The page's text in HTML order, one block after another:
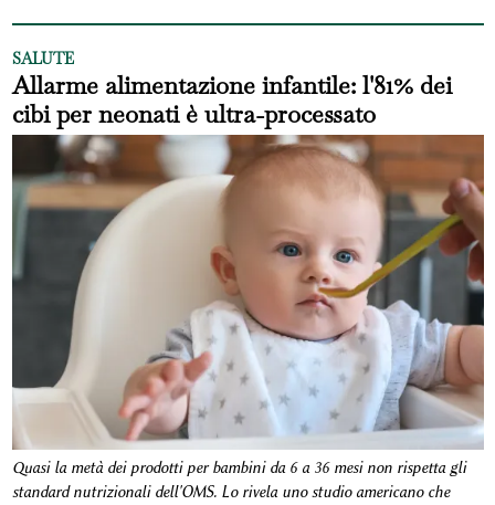
SALUTE
Allarme alimentazione infantile: l'81% dei
cibi per neonati è ultra-processato
Quasi la metà dei prodotti per bambini da 6 a 36 mesi non rispetta gli
standard nutrizionali dell'OMS. Lo rivela uno studio americano che